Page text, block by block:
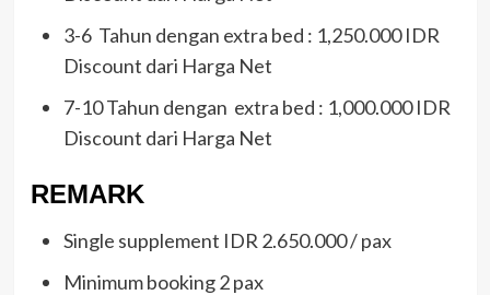
3-6 Tahun dengan extra bed : 1,250.000 IDR
Discount dari Harga Net
7-10 Tahun dengan extra bed : 1,000.000 IDR
Discount dari Harga Net
REMARK
Single supplement IDR 2.650.000 / pax
Minimum booking 2 pax